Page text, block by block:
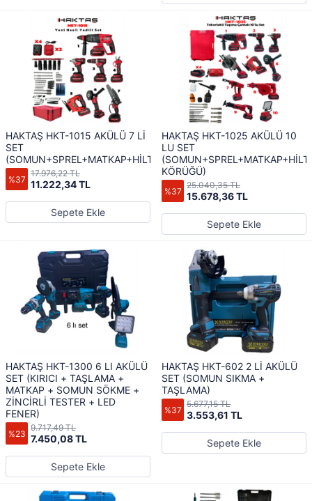
HAKTAŞ HKT-1015 AKÜLÜ 7 Lİ
SET
(SOMUN+SPREL+MATKAP+HİLTİ+DEKUPAJ+SUNTA+TESTERE)
%37 11.222,34 TL
17.976,22 TL
Sepete Ekle
HAKTAŞ HKT-1025 AKÜLÜ 10
LU SET
KÖRÜĞÜ)
%37 15.678,36 TL
25.040,35 TL
Sepete Ekle
HAKTAŞ HKT-1300 6 LI AKÜLÜ
SET (KIRICI + TAŞLAMA +
MATKAP + SOMUN SÖKME +
ZİNCİRLİ TESTER + LED
FENER)
%23 7.450,08 TL
9.717,49 TL
Sepete Ekle
HAKTAŞ HKT-602 2 Lİ AKÜLÜ
SET (SOMUN SIKMA +
TAŞLAMA)
%37 3.553,61 TL
5.677,15 TL
Sepete Ekle